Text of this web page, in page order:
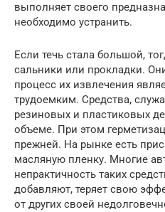
выполняет своего
необходимо устранить.
Если течь стала большой,
сальники или прокладки.
процесс их извлечения
трудоемким. Средства,
резиновых и пластиковых
объеме. При этом
прежней. На рынке есть
масляную пленку. Многие
непрактичность таких
добавляют, теряет свою
от других своей